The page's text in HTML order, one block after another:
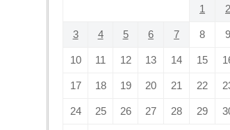
1 2
3 4 5 6 7 8 9
10 11 12 13 14 15
17 18 19 20 21 22
24 25 26 27 28 29